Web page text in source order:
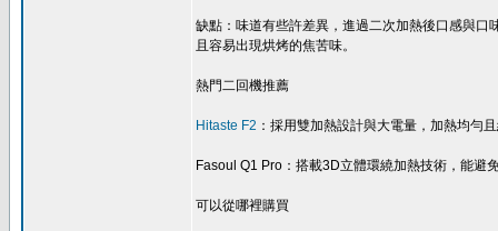
缺點：味道有些許差異，進過二次加熱後口感與
且容易出現烘烤的焦苦味。
熱門二回機推薦
Hitaste F2 ：採用雙加熱設計與大電量，加熱均勻
Fasoul Q1 Pro：搭載3D立體環繞加熱技術，能避
可以從哪裡購買